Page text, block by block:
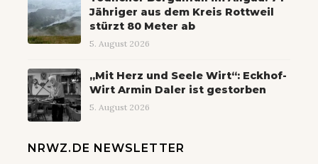
Jähriger aus dem Kreis Rottweil
stürzt 80 Meter ab
5. August 2026
„Mit Herz und Seele Wirt“: Eckhof-
Wirt Armin Daler ist gestorben
5. August 2026
NRWZ.DE NEWSLETTER